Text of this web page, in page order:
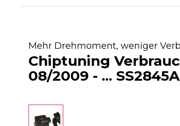
Mehr Drehmoment, weniger
Chiptuning
08/2009 - ...